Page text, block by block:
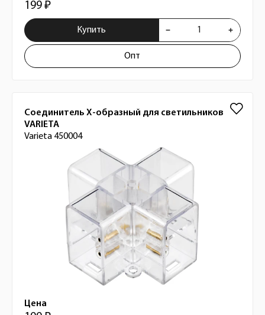
199 ₽
Купить
Опт
Соединитель X-образный для светильников
VARIETA
Varieta 450004
Цена